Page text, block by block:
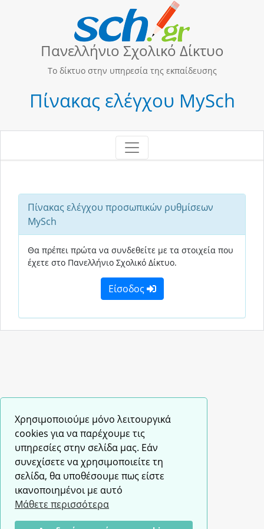
Χρησιμοποιούμε μόνο λειτουργικά
cookies για να παρέχουμε τις
υπηρεσίες στην σελίδα μας. Εάν
συνεχίσετε να χρησιμοποιείτε τη
σελίδα, θα υποθέσουμε πως είστε
ικανοποιημένοι με αυτό
Μάθετε περισσότερα
Πανελλήνιο Σχολικό Δίκτυο
Το δίκτυο στην υπηρεσία της εκπαίδευσης
Πίνακας ελέγχου ΜySch
Πίνακας ελέγχου προσωπικών ρυθμίσεων
MySch
Θα πρέπει πρώτα να συνδεθείτε με τα στοιχεία που
έχετε στο Πανελλήνιο Σχολικό Δίκτυο.
Είσοδος